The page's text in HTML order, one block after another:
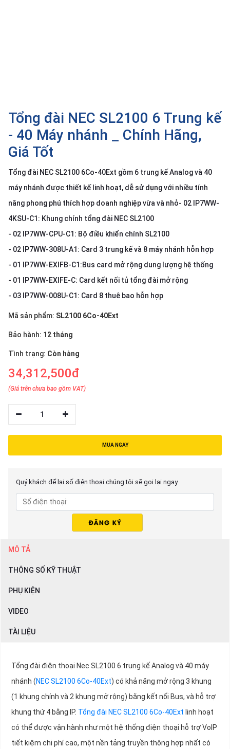
Tổng đài NEC SL2100 6 Trung kế
- 40 Máy nhánh _ Chính Hãng,
Giá Tốt
Tổng đài NEC SL2100 6Co-40Ext gồm 6 trung kế Analog và 40
máy nhánh được thiết kế linh hoạt, dễ sử dụng với nhiều tính
năng phong phú thích hợp doanh nghiệp vừa và nhỏ- 02 IP7WW-
4KSU-C1: Khung chính tổng đài NEC SL2100
- 02 IP7WW-CPU-C1: Bộ điều khiển chính SL2100
- 02 IP7WW-308U-A1: Card 3 trung kế và 8 máy nhánh hỗn hợp
- 01 IP7WW-EXIFB-C1:​Bus card mở rộng dung lượng hệ thống
- 01 IP7WW-EXIFE-C: Card kết nối tủ tổng đài mở rộng
- 03 IP7WW-008U-C1: Card 8 thuê bao hỗn hợp
Mã sản phẩm: SL2100 6Co-40Ext
Bảo hành: 12 tháng
Tình trạng: Còn hàng
34,312,500đ
(Giá trên chưa bao gồm VAT)
1
MUA NGAY
Quý khách để lại số điện thoại chúng tôi sẽ gọi lại ngay.
MÔ TẢ
THÔNG SỐ KỸ THUẬT
PHỤ KIỆN
VIDEO
TÀI LIỆU
Tổng đài điện thoại Nec SL2100 6 trung kế Analog và 40 máy
nhánh (NEC SL2100 6Co-40Ext) có khả năng mở rộng 3 khung
(1 khung chính và 2 khung mở rộng) bằng kết nối Bus, và hỗ trợ
khung thứ 4 bằng IP. Tổng đài NEC SL2100 6Co-40Ext linh hoạt
có thể được vận hành như một hệ thống điện thoại hỗ trợ VoIP
tiết kiệm chi phí cao, một nền tảng truyền thông hợp nhất có
Dịch
Hỗ
trợ
Tin
Liên
hệ
thiệu
Tiếng